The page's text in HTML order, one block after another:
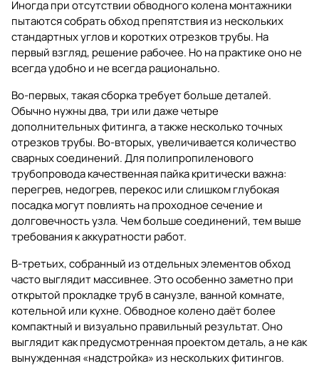
Иногда при отсутствии обводного колена монтажники
пытаются собрать обход препятствия из нескольких
стандартных углов и коротких отрезков трубы. На
первый взгляд, решение рабочее. Но на практике оно не
всегда удобно и не всегда рационально.
Во-первых, такая сборка требует больше деталей.
Обычно нужны два, три или даже четыре
дополнительных фитинга, а также несколько точных
отрезков трубы. Во-вторых, увеличивается количество
сварных соединений. Для полипропиленового
трубопровода качественная пайка критически важна:
перегрев, недогрев, перекос или слишком глубокая
посадка могут повлиять на проходное сечение и
долговечность узла. Чем больше соединений, тем выше
требования к аккуратности работ.
В-третьих, собранный из отдельных элементов обход
часто выглядит массивнее. Это особенно заметно при
открытой прокладке труб в санузле, ванной комнате,
котельной или кухне. Обводное колено даёт более
компактный и визуально правильный результат. Оно
выглядит как предусмотренная проектом деталь, а не как
вынужденная «надстройка» из нескольких фитингов.